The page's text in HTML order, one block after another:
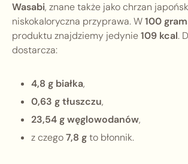
Wasabi, znane także jako chrzan
niskokaloryczna przyprawa. W100
produktu znajdziemy jedynie109 kcal.
dostarcza:
4,8 g białka,
0,63 g tłuszczu,
23,54 g węglowodanów,
z czego7,8 gto błonnik.